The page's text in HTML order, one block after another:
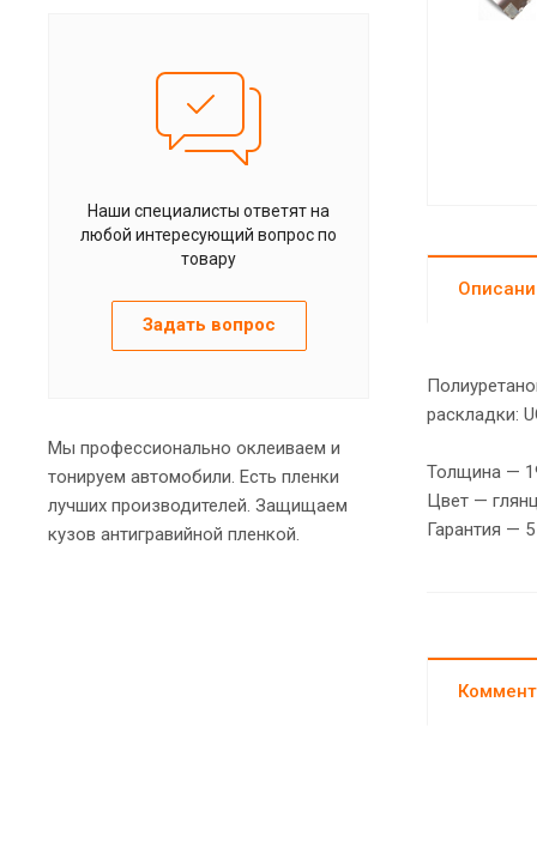
раскладки:
Толщина —
Цвет —
Гарантия —
Наши специалисты ответят на
любой интересующий вопрос по
товару
Задать вопрос
Мы профессионально оклеиваем и
тонируем автомобили. Есть пленки
лучших производителей. Защищаем
кузов антигравийной пленкой.